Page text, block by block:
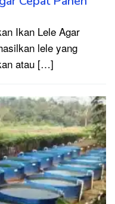
Ikan Lele Agar
lele yang
atau […]